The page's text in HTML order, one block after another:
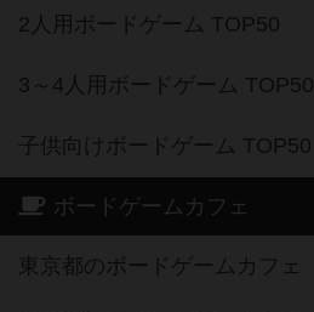
2人用ボードゲーム TOP50
3～4人用ボードゲーム TOP50
子供向けボードゲーム TOP50
ボードゲームカフェ
東京都のボードゲームカフェ